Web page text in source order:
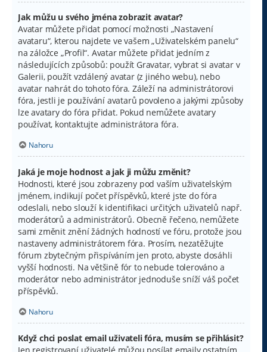
Jak můžu u svého jména zobrazit avatar?
Avatar můžete přidat pomocí možnosti „Nastavení
avataru“, kterou najdete ve vašem „Uživatelském panelu“
na záložce „Profil“. Avatar můžete přidat jedním z
následujících způsobů: použít Gravatar, vybrat si avatar v
Galerii, použít vzdálený avatar (z jiného webu), nebo
avatar nahrát do tohoto fóra. Záleží na administrátorovi
fóra, jestli je používání avatarů povoleno a jakými způsoby
lze avatary do fóra přidat. Pokud nemůžete avatary
používat, kontaktujte administrátora fóra.
Nahoru
Jaká je moje hodnost a jak ji můžu změnit?
Hodnosti, které jsou zobrazeny pod vaším uživatelským
jménem, indikují počet příspěvků, které jste do fóra
odeslali, nebo slouží k identifikaci určitých uživatelů např.
moderátorů a administrátorů. Obecně řečeno, nemůžete
sami změnit znění žádných hodností ve fóru, protože jsou
nastaveny administrátorem fóra. Prosím, nezatěžujte
fórum zbytečným přispíváním jen proto, abyste dosáhli
vyšší hodnosti. Na většině fór to nebude tolerováno a
moderátor nebo administrátor jednoduše sníží váš počet
příspěvků.
Nahoru
Když chci poslat email uživateli fóra, musím se přihlásit?